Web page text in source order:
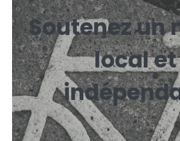
Soutenez un
local et